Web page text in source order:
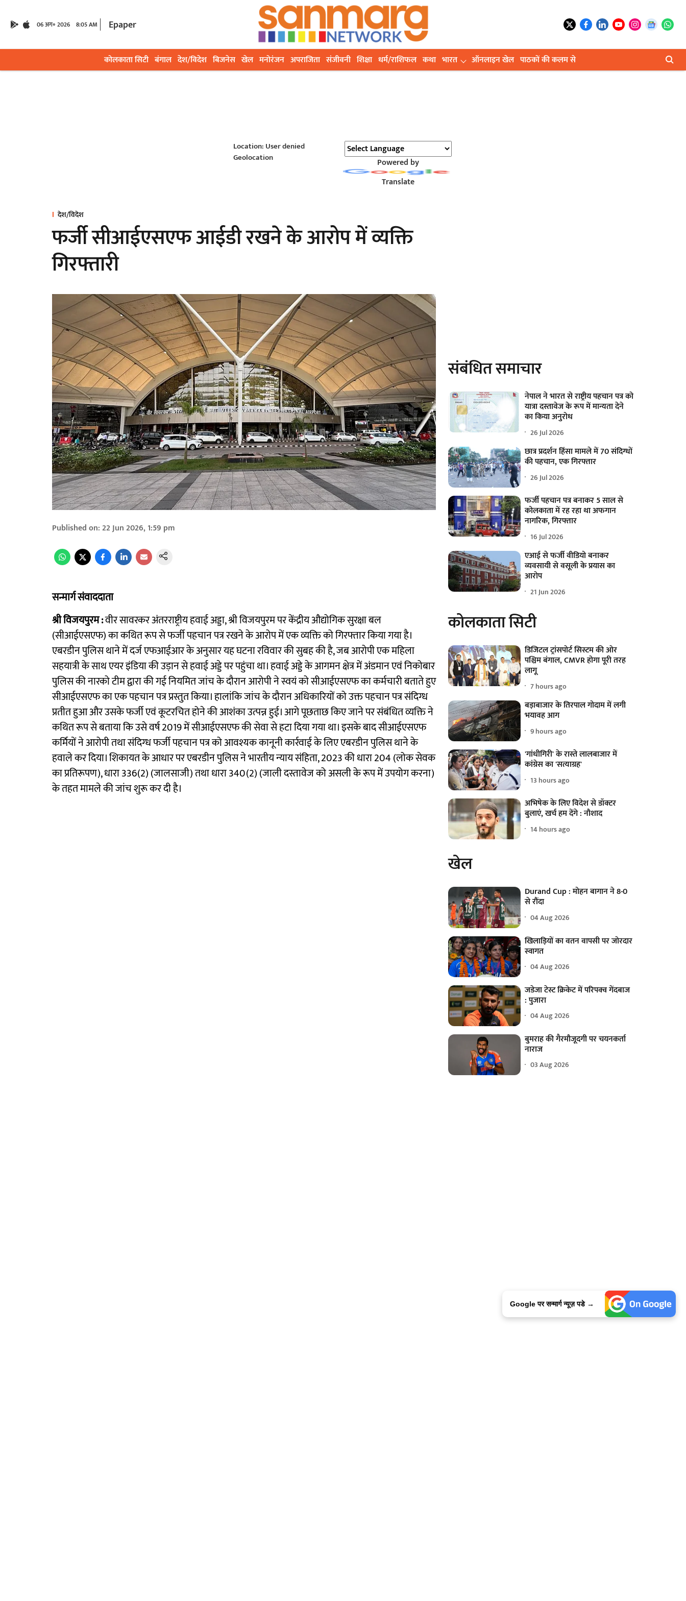
06 अग॰ 2026 8:05 AM Epaper
कोलकाता सिटी बंगाल देश/विदेश बिजनेस खेल मनोरंजन अपराजिता संजीवनी शिक्षा धर्म/राशिफल कथा भारत ऑनलाइन खेल पाठकों की कलम से
Location: User denied
Geolocation
Powered by
Translate
देश/विदेश
फर्जी सीआईएसएफ आईडी रखने के आरोप में व्यक्ति
गिरफ्तारी
Published on:22 Jun 2026, 1:59 pm
सन्मार्ग संवाददाता
श्री विजयपुरम :वीर सावरकर अंतरराष्ट्रीय हवाई अड्डा, श्री विजयपुरम पर केंद्रीय औद्योगिक सुरक्षा बल
(सीआईएसएफ) का कथित रूप से फर्जी पहचान पत्र रखने के आरोप में एक व्यक्ति को गिरफ्तार किया गया है।
एबरडीन पुलिस थाने में दर्ज एफआईआर के अनुसार यह घटना रविवार की सुबह की है, जब आरोपी एक महिला
सहयात्री के साथ एयर इंडिया की उड़ान से हवाई अड्डे पर पहुंचा था। हवाई अड्डे के आगमन क्षेत्र में अंडमान एवं निकोबार
पुलिस की नारको टीम द्वारा की गई नियमित जांच के दौरान आरोपी ने स्वयं को सीआईएसएफ का कर्मचारी बताते हुए
सीआईएसएफ का एक पहचान पत्र प्रस्तुत किया। हालांकि जांच के दौरान अधिकारियों को उक्त पहचान पत्र संदिग्ध
प्रतीत हुआ और उसके फर्जी एवं कूटरचित होने की आशंका उत्पन्न हुई। आगे पूछताछ किए जाने पर संबंधित व्यक्ति ने
कथित रूप से बताया कि उसे वर्ष 2019 में सीआईएसएफ की सेवा से हटा दिया गया था। इसके बाद सीआईएसएफ
कर्मियों ने आरोपी तथा संदिग्ध फर्जी पहचान पत्र को आवश्यक कानूनी कार्रवाई के लिए एबरडीन पुलिस थाने के
हवाले कर दिया। शिकायत के आधार पर एबरडीन पुलिस ने भारतीय न्याय संहिता, 2023 की धारा 204 (लोक सेवक
का प्रतिरूपण), धारा 336(2) (जालसाजी) तथा धारा 340(2) (जाली दस्तावेज को असली के रूप में उपयोग करना)
के तहत मामले की जांच शुरू कर दी है।
संबंधित समाचार
नेपाल ने भारत से राष्ट्रीय पहचान पत्र को
यात्रा दस्तावेज के रूप में मान्यता देने
का किया अनुरोध
26 Jul 2026
छात्र प्रदर्शन हिंसा मामले में 70 संदिग्धों
की पहचान, एक गिरफ्तार
26 Jul 2026
फर्जी पहचान पत्र बनाकर 5 साल से
कोलकाता में रह रहा था अफगान
नागरिक, गिरफ्तार
16 Jul 2026
एआई से फर्जी वीडियो बनाकर
व्यवसायी से वसूली के प्रयास का
आरोप
21 Jun 2026
कोलकाता सिटी
डिजिटल ट्रांसपोर्ट सिस्टम की ओर
पश्चिम बंगाल, CMVR होगा पूरी तरह
लागू
7 hours ago
बड़ाबाजार के तिरपाल गोदाम में लगी
भयावह आग
9 hours ago
'गांधीगिरी' के रास्ते लालबाजार में
कांग्रेस का 'सत्याग्रह'
13 hours ago
अभिषेक के लिए विदेश से डॉक्टर
बुलाएं, खर्च हम देंगे : नौशाद
14 hours ago
खेल
Durand Cup : मोहन बागान ने 8-0
से रौंदा
04 Aug 2026
खिलाड़ियों का वतन वापसी पर जोरदार
स्वागत
04 Aug 2026
जडेजा टेस्ट क्रिकेट में परिपक्व गेंदबाज
: पुजारा
04 Aug 2026
बुमराह की गैरमौजूदगी पर चयनकर्ता
नाराज
03 Aug 2026
Google पर सन्मार्ग न्यूज़ पडे →